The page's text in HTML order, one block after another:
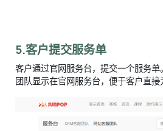
5.客户提交服务单
客户通过官网服务台，提交一个服务
团队显示在官网服务台，便于客户直接